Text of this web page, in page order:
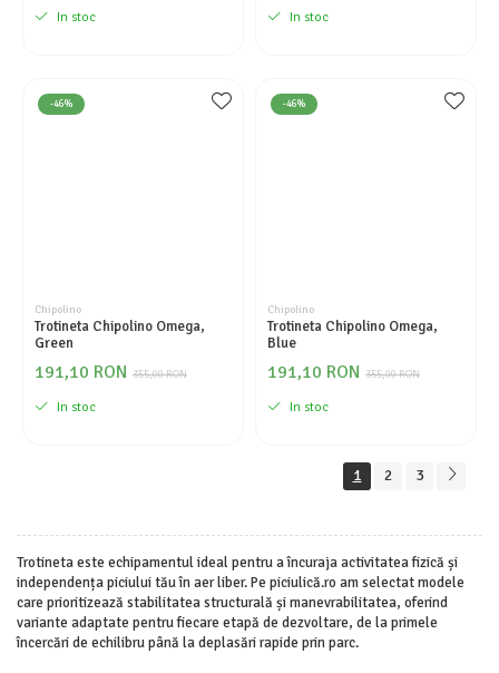
In stoc In stoc
-46%
Chipolino
Trotineta Chipolino Omega,
Green
355,00 RON
191,10 RON
In stoc
-46%
Chipolino
Trotineta Chipolino Omega,
Blue
355,00 RON
191,10 RON
In stoc
1 2 3
Trotineta este echipamentul ideal pentru a încuraja activitatea fizică și
independența piciului tău în aer liber. Pe piciulică.ro am selectat modele
care prioritizează stabilitatea structurală și manevrabilitatea, oferind
variante adaptate pentru fiecare etapă de dezvoltare, de la primele
încercări de echilibru până la deplasări rapide prin parc.